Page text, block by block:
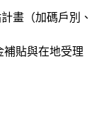
畫（加碼戶別、
補貼與在地受理